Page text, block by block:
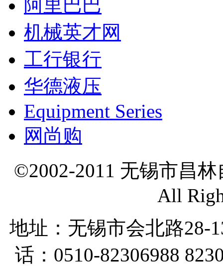
阿里巴巴
机械英才网
工行银行
华德液压
Equipment Series
网尚购
©2002-2011 无锡市昌
All
地址：无锡市会北路28-
话：0510-82306988